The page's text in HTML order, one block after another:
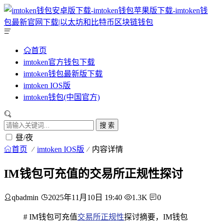
首页
imtoken官方钱包下载
imtoken钱包最新版下载
imtoken IOS版
imtoken钱包(中国官方)
搜 索
昼/夜
首页 imtoken IOS版 内容详情
IM钱包可充值的交易所正规性探讨
qbadmin 2025年11月10日 19:40 1.3K 0
# IM钱包可充值交易所正规性探讨摘要，IM钱包